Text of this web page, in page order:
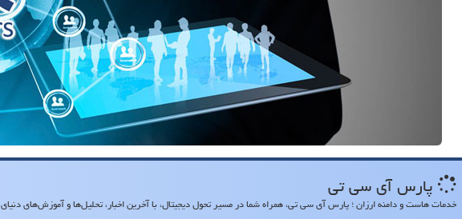
پارس آی سی تی
خدمات هاست و دامنه ارزان ؛ پارس آی سی تی، همراه شما در مسیر تحول دیجیتال، با آخرین اخبار، تحلیل‌ها و آموزش‌های دنیای IT